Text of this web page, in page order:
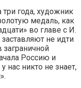
года, художник
медаль, как
во главе с И.
не идти
заграничной
Россию и
никто не знает,